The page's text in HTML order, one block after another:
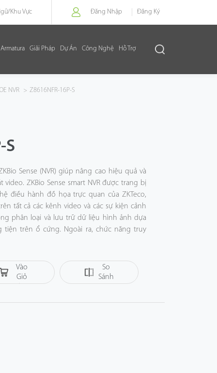
Khu Vực Đăng Nhập Đăng Ký
Armatura Giải Pháp Dự Án Công Nghệ
Hỗ Trợ
NVR > Z8616NFR-16P-S
S
Sense (NVR) giúp nâng cao hiệu quả và
ZKBio Sense smart NVR được trang bị
điều hành đồ họa trực quan của ZKTeco,
tất cả các kênh video và các sự kiện cảnh
phân loại và lưu trữ dữ liệu hình ảnh dựa
trên ổ cứng. Ngoài ra, chức năng truy
hiệu quả và mức độ an toàn của hệ thống
Vào
Giỏ
So
Sánh